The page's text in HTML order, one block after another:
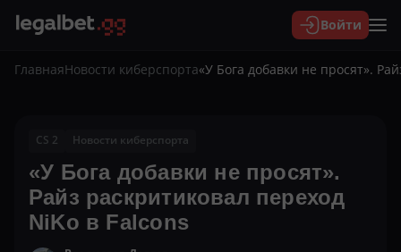
Войти
ГлавнаяНовости киберспорта«У Бога добавки не просят».
CS 2 Новости киберспорта
«У Бога добавки не просят».
Райз раскритиковал переход
NiKo в Falcons